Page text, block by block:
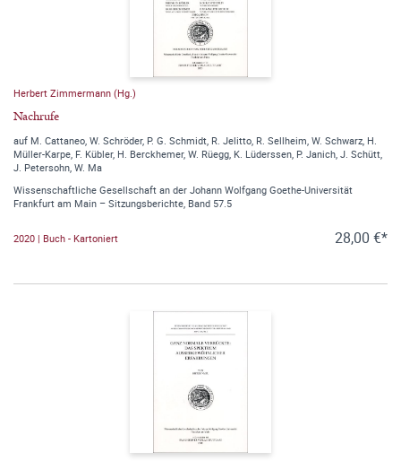
Herbert Zimmermann (Hg.)
Nachrufe
auf M. Cattaneo, W. Schröder, P. G. Schmidt, R. Jelitto, R. Sellheim, W. Schwarz, H.
Müller-Karpe, F. Kübler, H. Berckhemer, W. Rüegg, K. Lüderssen, P. Janich, J. Schütt,
J. Petersohn, W. Ma
Wissenschaftliche Gesellschaft an der Johann Wolfgang Goethe-Universität
Frankfurt am Main – Sitzungsberichte, Band 57.5
2020 | Buch - Kartoniert 28,00 €*